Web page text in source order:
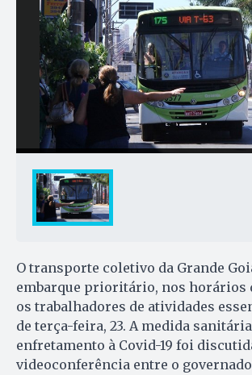
O transporte coletivo da Grande
embarque prioritário, nos horários
os trabalhadores de atividades
de terça-feira, 23. A medida
enfretamento à Covid-19 foi
videoconferência entre o